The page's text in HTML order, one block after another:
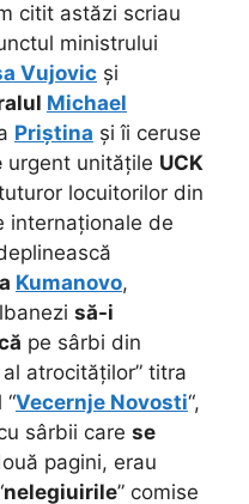
citit astăzi scriau
ministrului
Vujovic și
Michael
Priștina și îi ceruse
urgent unitățile UCK
locuitorilor din
internaționale de
Kumanovo,
să-i
pe sârbi din
atrocităților” titra
Vecernje Novosti“,
sârbii care se
pagini, erau
nelegiuirile” comise